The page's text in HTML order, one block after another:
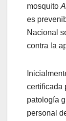
mosquito
es
Nacional
contra la
certificada
patología
personal